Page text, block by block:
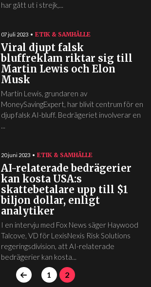
har gått ut i strejk,...
07 juli 2023 ETIK & SAMHÄLLE
Viral djupt falsk
bluffreklam riktar sig till
Martin Lewis och Elon
Musk
Martin Lewis, grundaren av
MoneySavingExpert, har blivit centrum för en
djup falsk AI-bluff. Bedrägeriet involverar en
...
20 juni 2023 ETIK & SAMHÄLLE
AI-relaterade bedrägerier
kan kosta USA:s
skattebetalare upp till $1
biljon dollar, enligt
analytiker
I en intervju med Fox News säger Haywood
Talcove, VD för LexisNexis Risk Solutions
regeringsdivision, att AI-relaterade
bedrägerier kan kosta...
1 2